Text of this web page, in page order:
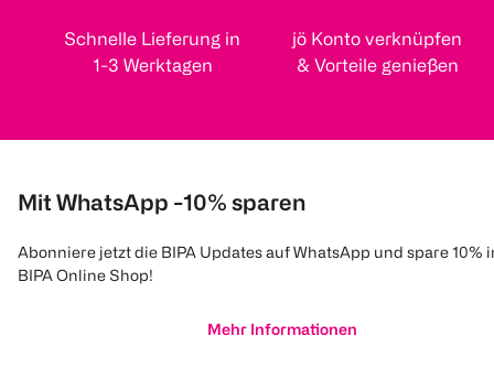
Schnelle Lieferung in
1-3 Werktagen
jö Konto verknüpfen
& Vorteile genießen
Mit WhatsApp -10% sparen
Abonniere jetzt die BIPA Updates auf WhatsApp und spare 10%
BIPA Online Shop!
Mehr Informationen